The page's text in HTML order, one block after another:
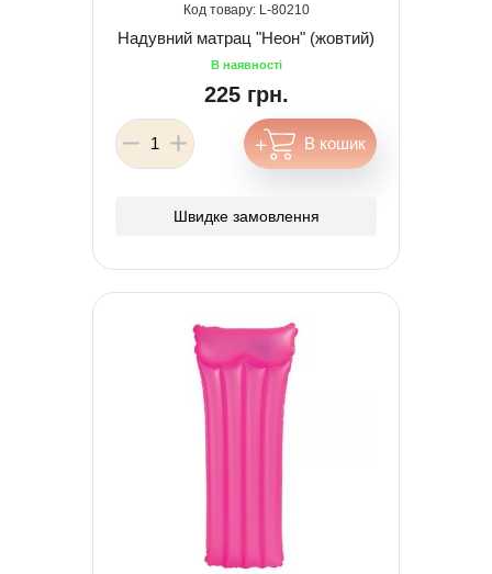
80210
Надувний матрац "Неон" (жовтий)
225 грн.
Швидке замовлення